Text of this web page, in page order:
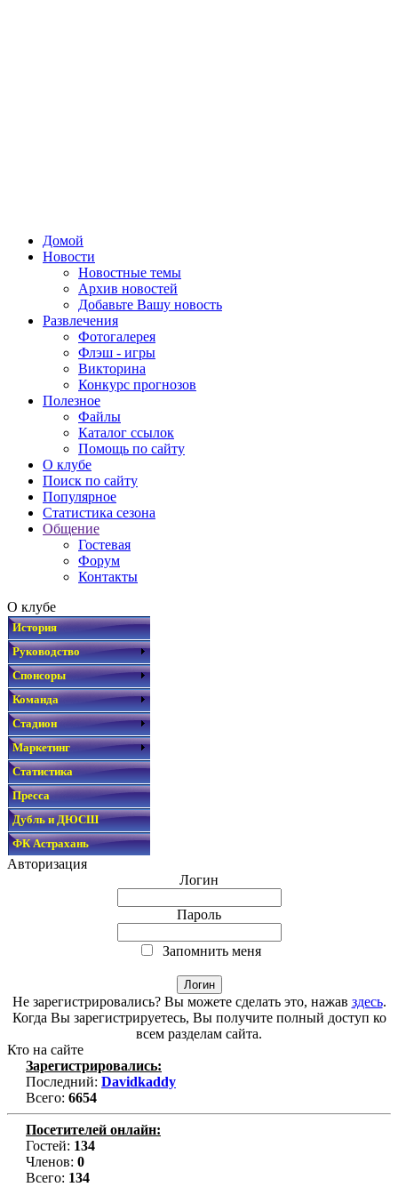
Домой
Новости
Новостные темы
Архив новостей
Добавьте Вашу новость
Развлечения
Фотогалерея
Флэш - игры
Викторина
Конкурс прогнозов
Полезное
Файлы
Каталог ссылок
Помощь по сайту
О клубе
Поиск по сайту
Популярное
Статистика сезона
Общение
Гостевая
Форум
Контакты
О клубе
История
Руководство
Спонсоры
Команда
Стадион
Маркетинг
Статистика
Пресса
Дубль и ДЮСШ
ФК Астрахань
Авторизация
Логин
Пароль
Запомнить меня
Не зарегистрировались? Вы можете сделать это, нажав здесь.
Когда Вы зарегистрируетесь, Вы получите полный доступ ко
всем разделам сайта.
Кто на сайте
Зарегистрировались:
Последний: Davidkaddy
Всего: 6654
Посетителей онлайн:
Гостей: 134
Членов: 0
Всего: 134